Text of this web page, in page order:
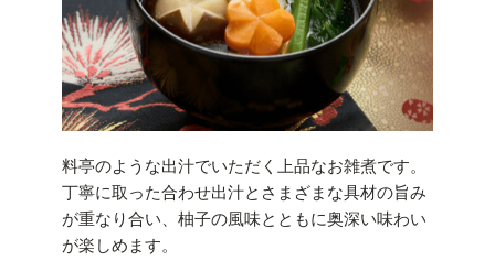
料亭のような出汁でいただく上品なお雑煮です。
丁寧に取った合わせ出汁とさまざまな具材の旨み
が重なり合い、柚子の風味とともに奥深い味わい
が楽しめます。